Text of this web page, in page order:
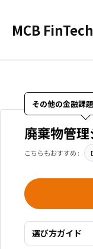
MCB
その他の金融課
廃棄物管
こちらもおすすめ :
選び方ガイド